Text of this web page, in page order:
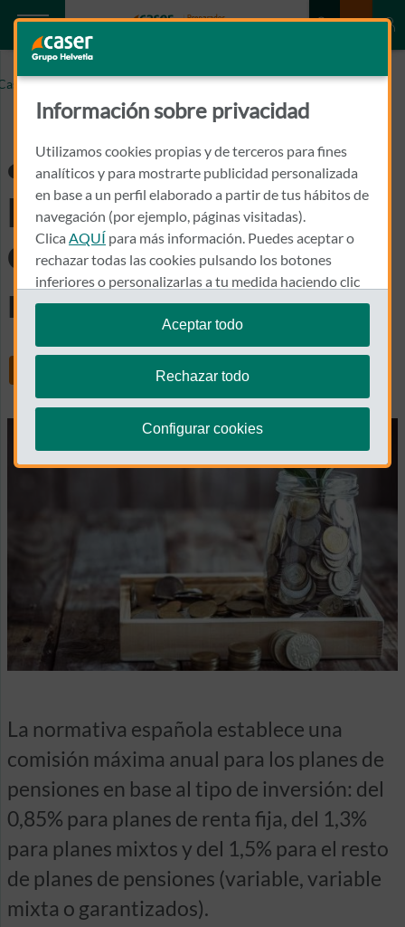
¿Qué volumen de planes de pensiones cobra la comisión
¿Qué volumen de
planes de pensiones
cobra la comisión
máxima?
La normativa española establece una
comisión máxima anual para los planes de
pensiones en base al tipo de inversión: del
0,85% para planes de renta fija, del 1,3%
para planes mixtos y del 1,5% para el resto
de planes de pensiones (variable, variable
mixta o garantizados).
Información sobre privacidad
Utilizamos cookies propias y de terceros para fines
analíticos y para mostrarte publicidad personalizada
en base a un perfil elaborado a partir de tus hábitos de
navegación (por ejemplo, páginas visitadas).
Clica AQUÍ para más información. Puedes aceptar o
rechazar todas las cookies pulsando los botones
inferiores o personalizarlas a tu medida haciendo clic
en"configurar cookies".
Te recordamos que puedes modificar tus ajustes de
cookies en cualquier momento en la sección
Aceptar todo
Rechazar todo
Configurar cookies